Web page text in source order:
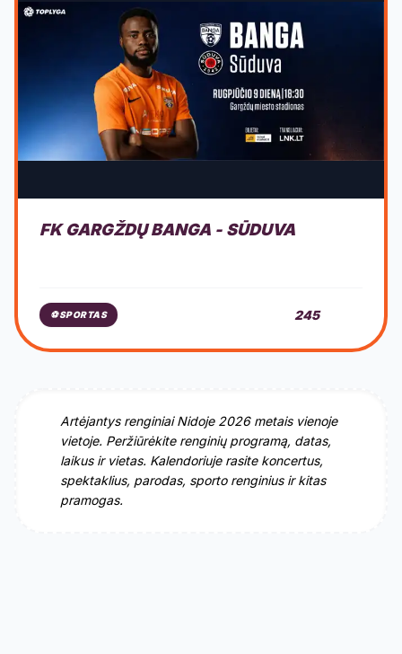
FK GARGŽDŲ BANGA - SŪDUVA
⚽SPORTAS 245
Artėjantys renginiai Nidoje 2026 metais vienoje
vietoje. Peržiūrėkite renginių programą, datas,
laikus ir vietas. Kalendoriuje rasite koncertus,
spektaklius, parodas, sporto renginius ir kitas
pramogas.